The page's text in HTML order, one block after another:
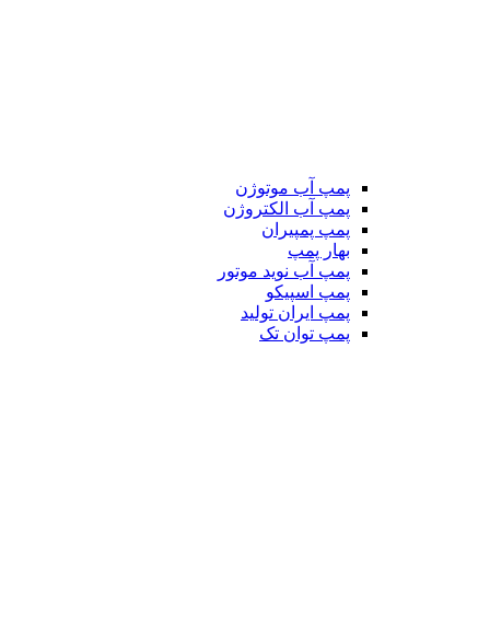
پمپ آب موتوژن
پمپ آب الکتروژن
پمپ پمپیران
بهار پمپ
پمپ آب نوید موتور
پمپ اسپیکو
پمپ ایران تولید
پمپ توان تک